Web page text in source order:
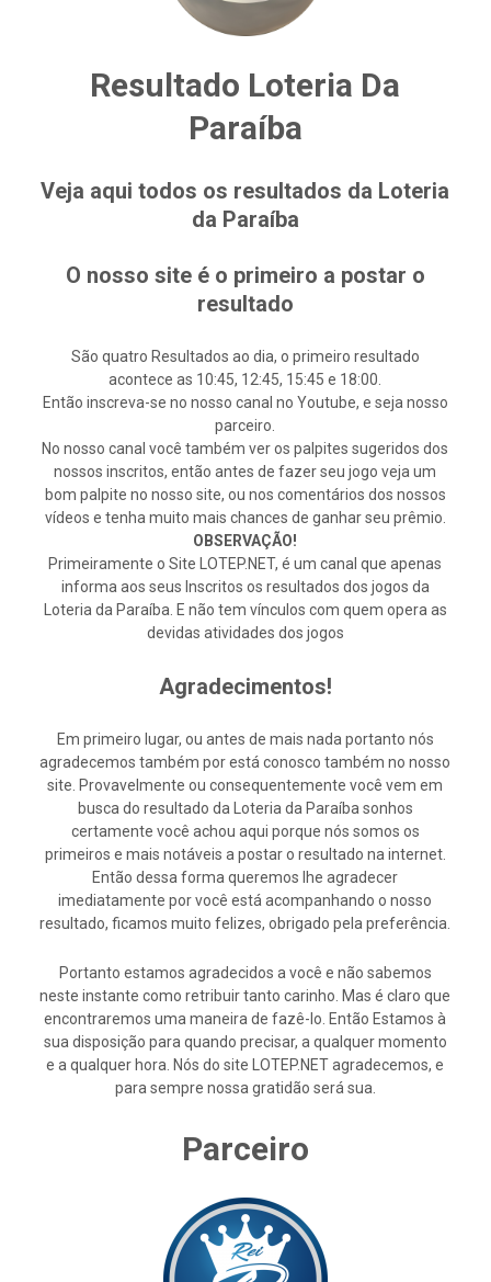
Resultado Loteria Da
Paraíba
Veja aqui todos os resultados da Loteria
da Paraíba
O nosso site é o primeiro a postar o
resultado
São quatro Resultados ao dia, o primeiro resultado
acontece as 10:45, 12:45, 15:45 e 18:00.
Então inscreva-se no nosso canal no Youtube, e seja nosso
parceiro.
No nosso canal você também ver os palpites sugeridos dos
nossos inscritos, então antes de fazer seu jogo veja um
bom palpite no nosso site, ou nos comentários dos nossos
vídeos e tenha muito mais chances de ganhar seu prêmio.
OBSERVAÇÃO!
Primeiramente o Site LOTEP.NET, é um canal que apenas
informa aos seus Inscritos os resultados dos jogos da
Loteria da Paraíba. E não tem vínculos com quem opera as
devidas atividades dos jogos
Agradecimentos!
Em primeiro lugar, ou antes de mais nada portanto nós
agradecemos também por está conosco também no nosso
site. Provavelmente ou consequentemente você vem em
busca do resultado da Loteria da Paraíba sonhos
certamente você achou aqui porque nós somos os
primeiros e mais notáveis a postar o resultado na internet.
Então dessa forma queremos lhe agradecer
imediatamente por você está acompanhando o nosso
resultado, ficamos muito felizes, obrigado pela preferência.
Portanto estamos agradecidos a você e não sabemos
neste instante como retribuir tanto carinho. Mas é claro que
encontraremos uma maneira de fazê-lo. Então Estamos à
sua disposição para quando precisar, a qualquer momento
e a qualquer hora. Nós do site LOTEP.NET agradecemos, e
para sempre nossa gratidão será sua.
Parceiro